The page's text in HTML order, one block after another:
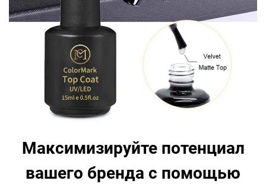
Максимизируйте потенциал
вашего бренда с помощью